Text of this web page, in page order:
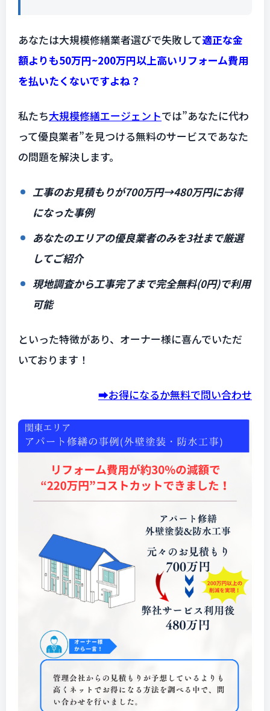
あなたは大規模修繕業者選びで失敗して適正な金
額よりも50万円~200万円以上高いリフォーム費用
を払いたくないですよね？
私たち大規模修繕エージェントでは”あなたに代わ
って優良業者”を見つける無料のサービスであなた
の問題を解決します。
工事のお見積もりが700万円→480万円にお得
になった事例
あなたのエリアの優良業者のみを3社まで厳選
してご紹介
現地調査から工事完了まで完全無料(0円)で利用
可能
といった特徴があり、オーナー様に喜んでいただ
いております！
➡️お得になるか無料で問い合わせ